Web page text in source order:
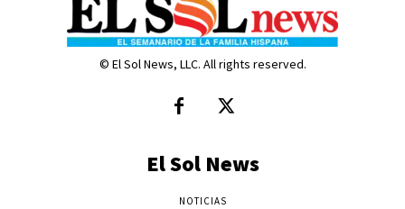
© El Sol News, LLC. All rights reserved.
El Sol News
NOTICIAS